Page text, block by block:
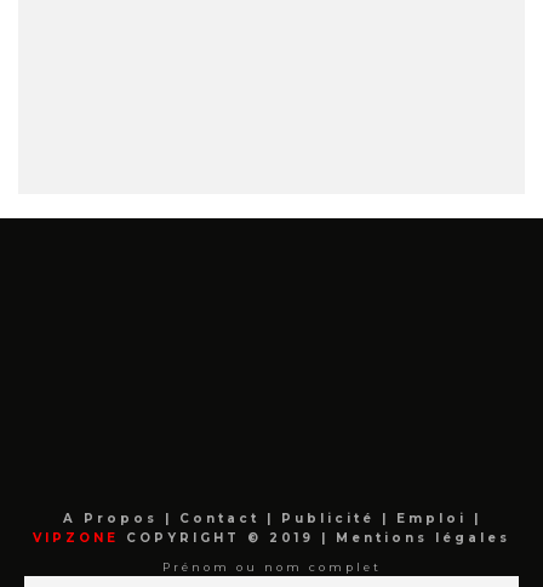
A Propos | Contact | Publicité | Emploi
|
VIPZONE
COPYRIGHT © 2019 | Mentions légales
Prénom ou nom complet